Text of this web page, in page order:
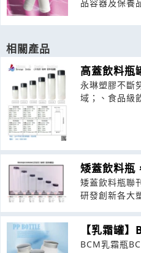
品容器及保養
相關產品
高蓋飲料瓶
永琳塑膠不斷
域；、食品級
矮蓋飲料瓶
矮蓋飲料瓶聯
研發創新各大
【乳霜罐
BCM乳霜瓶